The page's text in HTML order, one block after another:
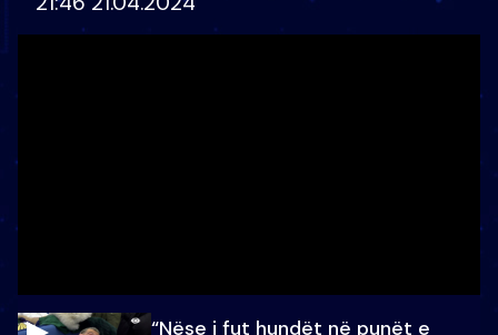
“Nëse i fut hundët në punët e